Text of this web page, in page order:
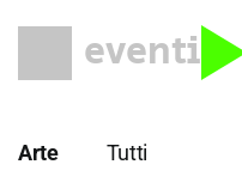
eventi
Tutti
Arte